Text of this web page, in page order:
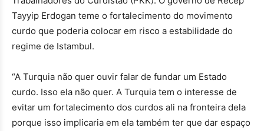
Tayyip Erdogan teme o fortalecimento do movimento
curdo que poderia colocar em risco a estabilidade do
regime de Istambul.
“A Turquia não quer ouvir falar de fundar um Estado
curdo. Isso ela não quer. A Turquia tem o interesse de
evitar um fortalecimento dos curdos ali na fronteira dela
porque isso implicaria em ela também ter que dar espaço